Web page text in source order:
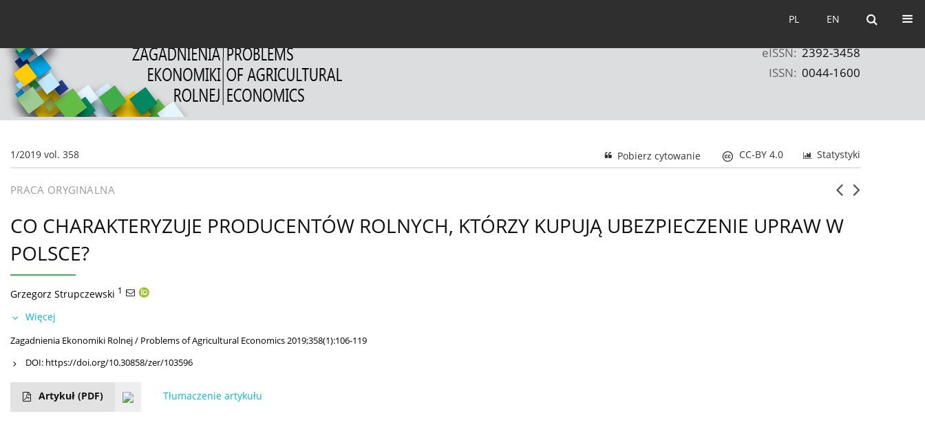
EN
PL EN
PL
eISSN: 2392-3458
ISSN: 0044-1600
1/2019 vol. 358 Statystyki
CC-BY 4.0
Pobierz cytowanie
PRACA ORYGINALNA
CO CHARAKTERYZUJE PRODUCENTÓW ROLNYCH, KTÓRZY KUPUJĄ UBEZPIECZENIE UPRAW W
POLSCE?
Grzegorz Strupczewski 1
Więcej
Zagadnienia Ekonomiki Rolnej / Problems of Agricultural Economics 2019;358(1):106-119
DOI: https://doi.org/10.30858/zer/103596
Artykuł (PDF) Tłumaczenie artykułu